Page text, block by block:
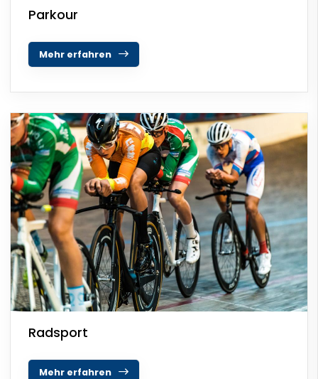
Parkour
Mehr erfahren
Radsport
Mehr erfahren